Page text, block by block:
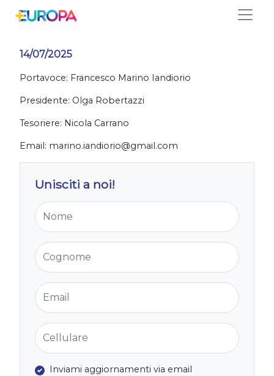
Salerno
14/07/2025
Portavoce: Francesco Marino Iandiorio
Presidente: Olga Robertazzi
Tesoriere: Nicola Carrano
Email: marino.iandiorio@gmail.com
Unisciti a noi!
Nome
Cognome
Email
Cellulare
Inviami aggiornamenti via email